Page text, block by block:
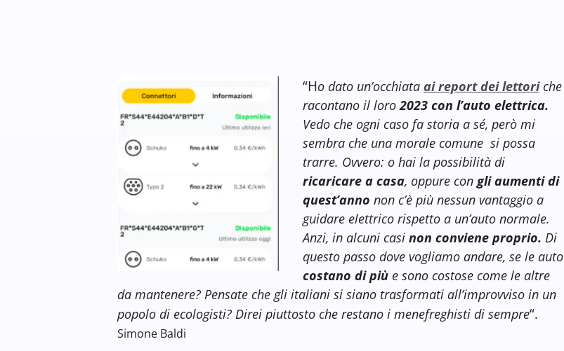
“Ho dato un’occhiata ai report dei lettori che
racontano il loro2023 con l’auto elettrica.
Vedo che ogni caso fa storia a sé, però mi
sembra che una morale comune si possa
trarre. Ovvero: o hai la possibilità di
ricaricare a casa, oppure con gli aumenti di
quest’anno non c’è più nessun vantaggio a
guidare elettrico rispetto a un’auto normale.
Anzi, in alcuni casi non conviene proprio. Di
questo passo dove vogliamo andare, se le auto
costano di più e sono costose come le altre
da mantenere? Pensate che gli italiani si siano trasformati all’improvviso in un
popolo di ecologisti? Direi piuttosto che restano i menefreghisti di sempre“.
Simone Baldi